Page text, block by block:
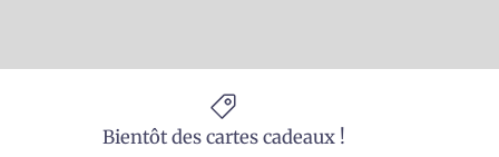
Bientôt des cartes cadeaux !